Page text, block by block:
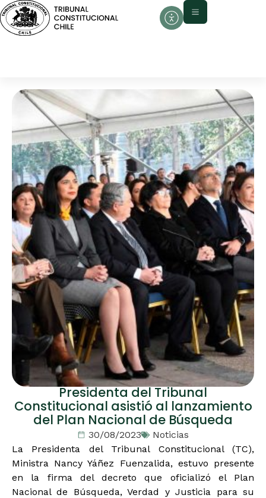
Presidenta del Tribunal
Constitucional asistió al lanzamiento
del Plan Nacional de Búsqueda
30/08/2023
Noticias
La Presidenta del Tribunal Constitucional (TC),
Ministra Nancy Yáñez Fuenzalida, estuvo presente
en la firma del decreto que oficializó el Plan
Nacional de Búsqueda, Verdad y Justicia para su